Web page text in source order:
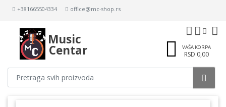
+381665504334 office@mc-shop.rs
Music
Centar VAŠA KORPA
RSD 0,00